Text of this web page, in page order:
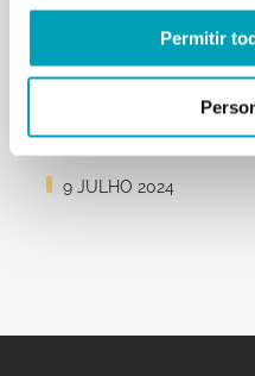
Permitir
MENSAGEM DO PAPA
9 JULHO 2024